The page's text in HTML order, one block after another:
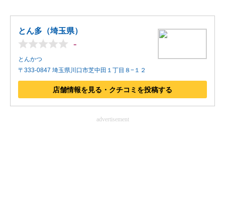
進化するPCとデバイスの未来
好きが集まる 比べて選べる
AI活用のいまが分かる
とん多（埼玉県）
-
とんかつ
〒333-0847 埼玉県川口市芝中田１丁目８−１２
店舗情報を見る・クチコミを投稿する
advertisement